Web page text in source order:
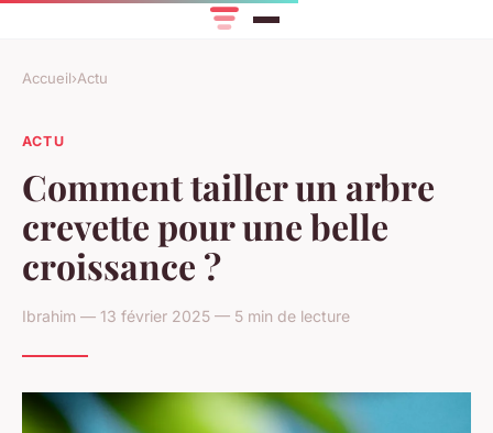
Accueil›Actu
ACTU
Comment tailler un arbre
crevette pour une belle
croissance ?
Ibrahim — 13 février 2025 — 5 min de lecture